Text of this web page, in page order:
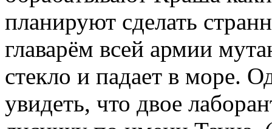
планируют сделать
главарём всей армии
стекло и падает в море.
увидеть, что двое